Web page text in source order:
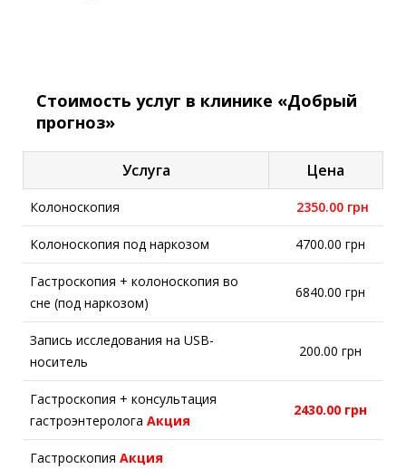
Стоимость услуг в клинике «Добрый
прогноз»
Услуга Цена
Колоноскопия 2350.00 грн
Колоноскопия под наркозом 4700.00 грн
Гастроскопия + колоноскопия во
сне (под наркозом)
6840.00 грн
Запись исследования на USB-
носитель
200.00 грн
Гастроскопия + консультация
гастроэнтеролога Акция
2430.00 грн
Гастроскопия Акция